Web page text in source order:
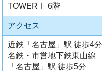
TOWERⅠ 6階
アクセス
近鉄「名古屋」駅 徒歩4分
名鉄・市営地下鉄東山線
「名古屋」駅 徒歩5分